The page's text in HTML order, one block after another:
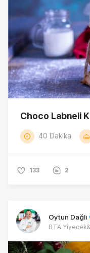
Choco Labneli
40 Dakika
133 2
Oytun Dağlı
BTA